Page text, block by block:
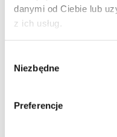
danymi od Ciebie lub
z ich usług.
zgody
Niezbędne
Preferencje